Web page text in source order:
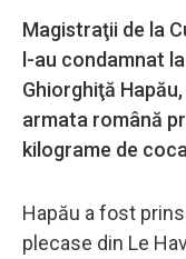
Magistraţii de la
l-au condamnat
Ghiorghiţă
armata română
kilograme de
Hapău a fost
plecase din Le